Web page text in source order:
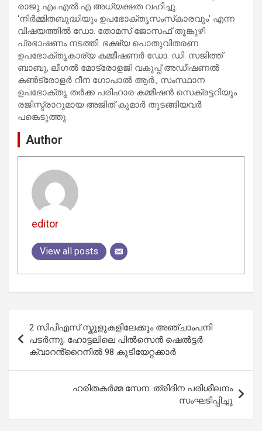
രാജു എം.എൽ.എ അധ്യക്ഷത വഹിച്ചു.
‘നിർമ്മിതബുദ്ധിയും ഉപഭോക്തൃസംസ്‌കാരവും’ എന്ന
വിഷയത്തിൽ ഡോ. തോമസ് ജോസഫ് തൂങ്കുഴി
പ്രഭാഷണം നടത്തി. ഭക്ഷ്യ പൊതുവിതരണ
ഉപഭോക്തൃകാര്യ കമ്മീഷണർ ഡോ. ഡി. സജിത്ത്
ബാബു, ലീഗൽ മോട്രോളജി വകുപ്പ് അഡീഷണൽ
കൺട്രോളർ റീന ഗോപാൽ ആർ., സംസ്ഥാന
ഉപഭോക്തൃ തർക്ക പരിഹാര കമ്മീഷൻ സെക്രട്ടറിയും
രജിസ്ട്രാറുമായ അജിത് കുമാർ തുടങ്ങിയവർ
പങ്കെടുത്തു.
Author
editor
View all posts
navigation
2 സിപിഎസ് സ്കൂളുകളിലേക്കും അഞ്ചാംപനി
പടർന്നു; ഹോട്ടലിലെ പിൽസെൻ ഷെൽട്ടർ
ക്വാറൻ്റൈനിൽ 98 കുടിയേറ്റക്കാർ
ഹരിതകർമ്മ സേന: ത്രിദിന പരിശീലനം
സംഘടിപ്പിച്ചു